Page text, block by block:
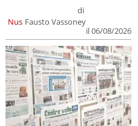
Nus
di
Fausto Vassoney
il 06/08/2026